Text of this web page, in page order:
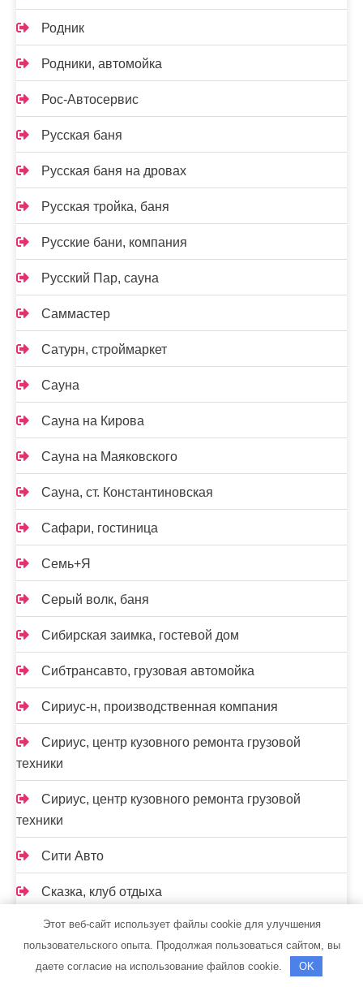
Родник
Родники, автомойка
Рос-Автосервис
Русская баня
Русская баня на дровах
Русская тройка, баня
Русские бани, компания
Русский Пар, сауна
Саммастер
Сатурн, строймаркет
Сауна
Сауна на Кирова
Сауна на Маяковского
Сауна, ст. Константиновская
Сафари, гостиница
Семь+Я
Серый волк, баня
Сибирская заимка, гостевой дом
Сибтрансавто, грузовая автомойка
Сириус-н, производственная компания
Сириус, центр кузовного ремонта грузовой
техники
Сириус, центр кузовного ремонта грузовой
техники
Сити Авто
Сказка, клуб отдыха
Скиф, автомойка
Скиф, автомойка
Этот веб-сайт использует файлы cookie для улучшения
пользовательского опыта. Продолжая пользоваться сайтом, вы
даете согласие на использование файлов cookie.
OK